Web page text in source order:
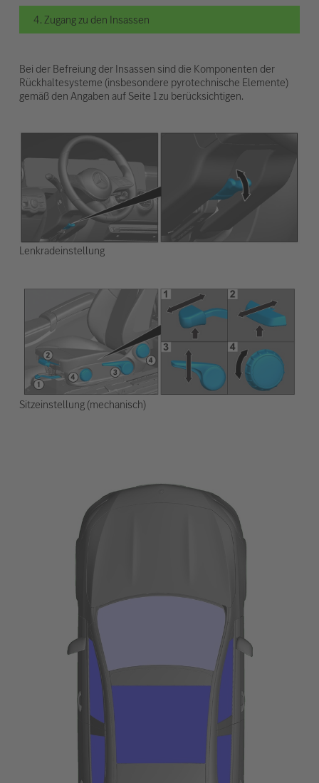
4. Zugang zu den Insassen
Bei der Befreiung der Insassen sind die Komponenten der
Rückhaltesysteme (insbesondere pyrotechnische Elemente)
gemäß den Angaben auf Seite 1 zu berücksichtigen.
Lenkradeinstellung
Sitzeinstellung (mechanisch)